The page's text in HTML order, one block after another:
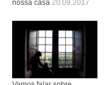
nossa casa 20.09.2017